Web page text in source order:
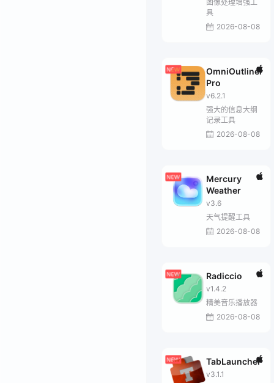
图像处理增强工
具
2026-08-08
OmniOutliner
Pro
v6.2.1
强大的信息大纲
记录工具
2026-08-08
Mercury
Weather
v3.6
天气提醒工具
2026-08-08
Radiccio
v1.4.2
精美音乐播放器
2026-08-08
TabLauncher
v3.1.1